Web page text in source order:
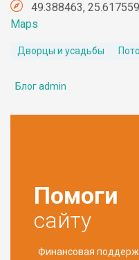
49.388463,
Maps
Дворцы и усадьбы
Блог admin
Помоги
сайту
Финансовая